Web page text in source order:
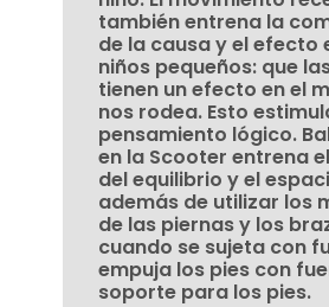
también entrena la
de la causa y el efecto
niños pequeños: que
tienen un efecto en el
nos rodea. Esto
pensamiento lógico.
en la Scooter entrena
del equilibrio y el
además de utilizar los
de las piernas y los
cuando se sujeta con
empuja los pies con
soporte para los pies.